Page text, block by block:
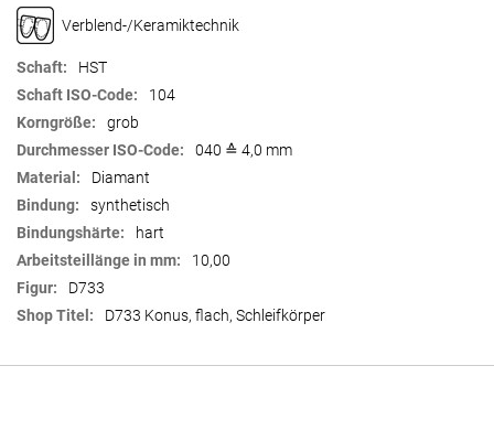
Verblend-/Keramiktechnik
HST
104
grob
040 ≙ 4,0 mm
Diamant
synthetisch
hart
10,00
D733
D733 Konus, flach, Schleifkörper